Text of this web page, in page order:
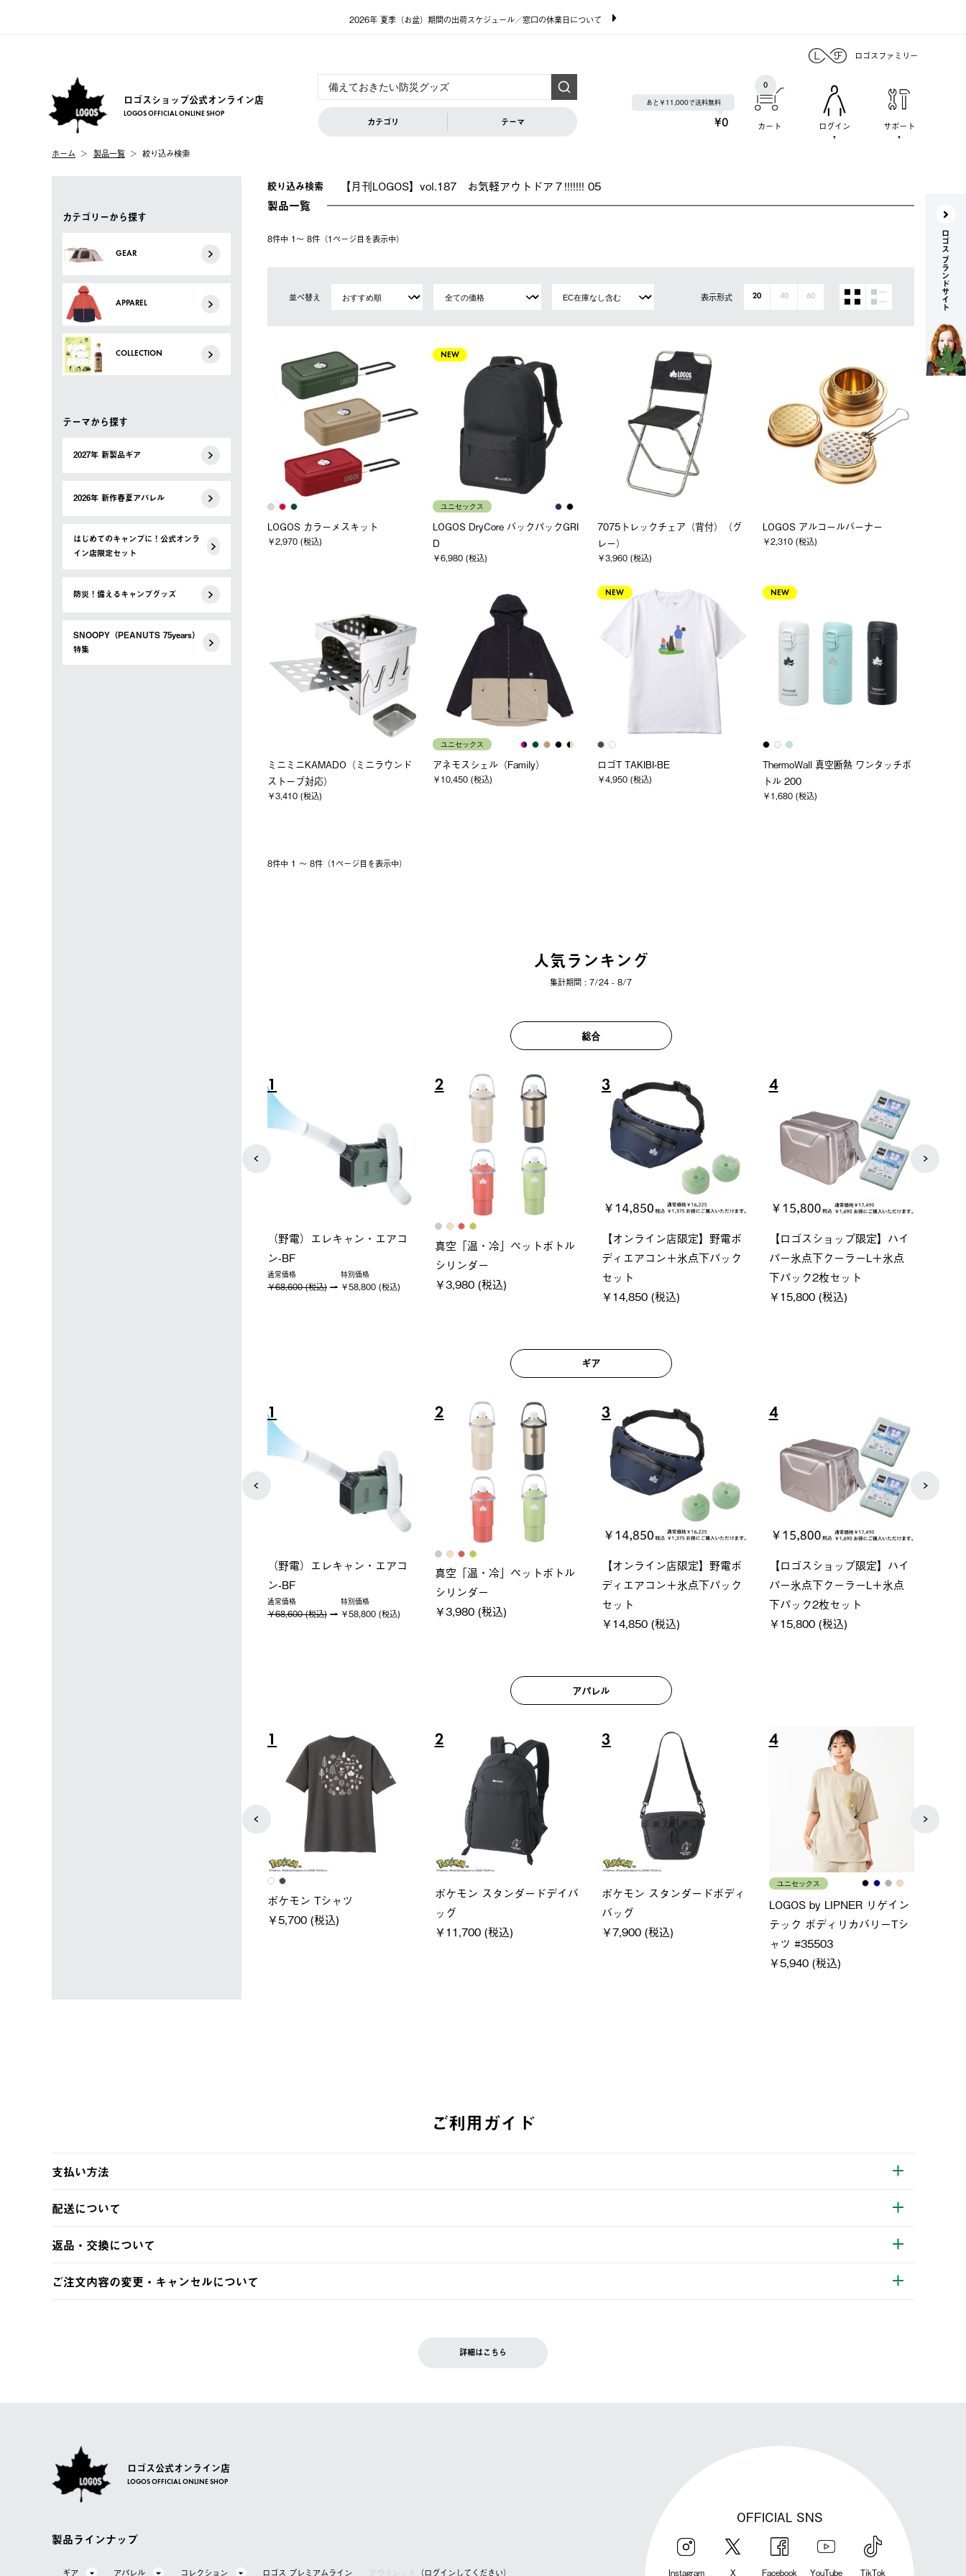
2026年 夏季（お盆）期間の出荷スケジュール／窓口の休業日について
ロゴスファミリー
ロゴスショップ公式オンライン店
LOGOS OFFICIAL ONLINE SHOP
カテゴリ テーマ
あと￥11,000で送料無料
¥0 カート
0
ログイン サポート
ホーム 製品一覧 絞り込み検索
カテゴリーから探す
GEAR
APPAREL
COLLECTION
テーマから探す
2027年 新製品ギア
2026年 新作春夏アパレル
はじめてのキャンプに！公式オンラ
イン店限定セット
防災！備えるキャンプグッズ
SNOOPY（PEANUTS 75years）
特集
絞り込み検索 【月刊LOGOS】vol.187 お気軽アウトドア７!!!!!!! 05
製品一覧
8件中 1〜 8件（1ページ⽬を表⽰中）
並べ替え 表示形式 20 40 60
LOGOS カラーメスキット
￥2,970 (税込)
NEW
ユニセックス
LOGOS DryCore バックパックGRI
D
￥6,980 (税込)
7075トレックチェア（背付）（グ
レー）
￥3,960 (税込)
LOGOS アルコールバーナー
￥2,310 (税込)
ミニミニKAMADO（ミニラウンド
ストーブ対応）
￥3,410 (税込)
ユニセックス
アネモスシェル（Family）
￥10,450 (税込)
NEW
ロゴT TAKIBI-BE
￥4,950 (税込)
NEW
ThermoWall 真空断熱 ワンタッチボ
トル 200
￥1,680 (税込)
8件中 1 〜 8件（1ページ⽬を表⽰中）
人気ランキング
集計期間 : 7/24 - 8/7
総合
5
ソーラーブロック 風抜きQセ
ットタープ 250-BG
￥21,800 (税込)
6
ソーラーブロック 風抜きQセ
ットタープ 200-BG
￥18,800 (税込)
7
グランベーシック スペースベ
ース・オクタゴン-BJ
￥209,000 (税込)
8
Q-TOP ソーラーサンドブロッ
クサンシェード-BF
￥16,800 (税込)
ギア
5
ソーラーブロック 風抜きQセ
ットタープ 250-BG
￥21,800 (税込)
6
ソーラーブロック 風抜きQセ
ットタープ 200-BG
￥18,800 (税込)
7
グランベーシック スペースベ
ース・オクタゴン-BJ
￥209,000 (税込)
8
Q-TOP ソーラーサンドブロッ
クサンシェード-BF
￥16,800 (税込)
アパレル
5
レディース
ノーメイクフーディ
￥5,940 (税込)
6
LOGOS by LIPNER リゲイン
テック ボディリカバリーショ
ーツ #35504
7
ＵＶサムホールジップフーデ
通常価格
8
メンズ
クールタッチリラックスパン
ツ
￥5,500 (税込)
ご利用ガイド
支払い方法
・クレジットカード決済
・Pay-easy決済
配送について
ご注文・ご入金完了より2営業日以内に商品を発送いたします。
※予約販売・長期連休期間中のご注文は除く（別途スケジュールをご案内いたします。）
返品・交換について
ご注文内容の変更・キャンセルについて
詳細はこちら
ロゴス公式オンライン店
LOGOS OFFICIAL ONLINE SHOP
製品ラインナップ
ギア アパレル コレクション ロゴス プレミアムライン アウトレット （ログインしてください）
OFFICIAL SNS
Instagram X Facebook YouTube TikTok
ロゴス ブランドサイト